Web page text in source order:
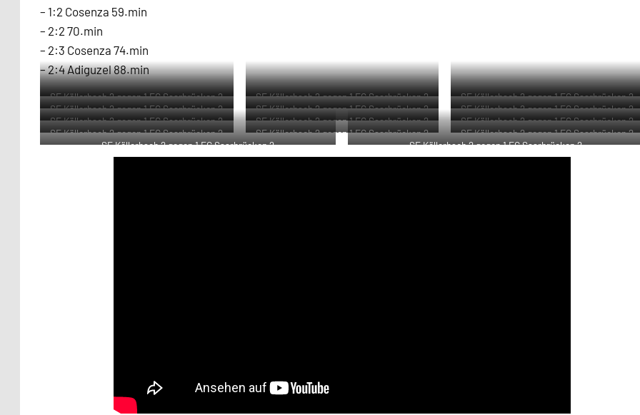
– 1:2 Cosenza 59.min
– 2:2 70.min
– 2:3 Cosenza 74.min
– 2:4 Adiguzel 88.min
SF Köllerbach 2 gegen 1 FC Saarbrücken 2 SF Köllerbach 2 gegen 1 FC Saarbrücken 2
SF Köllerbach 2 gegen 1 FC Saarbrücken 2
SF Köllerbach 2 gegen 1 FC Saarbrücken 2
SF Köllerbach 2 gegen 1 FC Saarbrücken 2
SF Köllerbach 2 gegen 1 FC Saarbrücken 2
SF Köllerbach 2 gegen 1 FC Saarbrücken 2
SF Köllerbach 2 gegen 1 FC Saarbrücken 2
SF Köllerbach 2 gegen 1 FC Saarbrücken 2
SF Köllerbach 2 gegen 1 FC Saarbrücken 2
SF Köllerbach 2 gegen 1 FC Saarbrücken 2
SF Köllerbach 2 gegen 1 FC Saarbrücken 2
SF Köllerbach 2 gegen 1 FC Saarbrücken 2
SF Köllerbach 2 gegen 1 FC Saarbrücken 2